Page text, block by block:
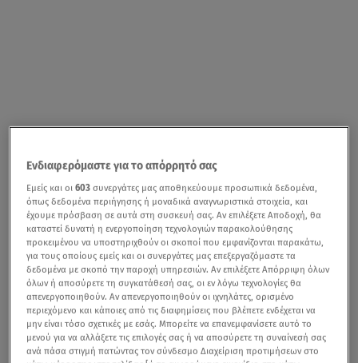
ΤοGreece’s Next Top Modelεπιστρέφει δυναμικά στο
Ενδιαφερόμαστε για το απόρρητό σας
Εμείς και οι603 συνεργάτες μας αποθηκεύουμε προσωπικά δεδομένα,
όπως δεδομένα περιήγησης ή μοναδικά αναγνωριστικά στοιχεία, και
έχουμε πρόσβαση σε αυτά στη συσκευή σας. Αν επιλέξετε Αποδοχή, θα
καταστεί δυνατή η ενεργοποίηση τεχνολογιών παρακολούθησης
προκειμένου να υποστηριχθούν οι σκοποί που εμφανίζονται παρακάτω,
για τους οποίους εμείς και οι συνεργάτες μας επεξεργαζόμαστε τα
δεδομένα με σκοπό την παροχή υπηρεσιών. Αν επιλέξετε Απόρριψη όλων
όλων ή αποσύρετε τη συγκατάθεσή σας, οι εν λόγω τεχνολογίες θα
απενεργοποιηθούν. Αν απενεργοποιηθούν οι ιχνηλάτες, ορισμένο
περιεχόμενο και κάποιες από τις διαφημίσεις που βλέπετε ενδέχεται να
μην είναι τόσο σχετικές με εσάς. Μπορείτε να επανεμφανίσετε αυτό το
μενού για να αλλάξετε τις επιλογές σας ή να αποσύρετε τη συναίνεσή σας
ανά πάσα στιγμή πατώντας τον σύνδεσμο Διαχείριση προτιμήσεων στο